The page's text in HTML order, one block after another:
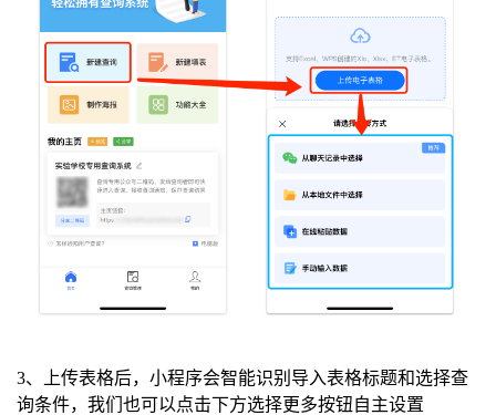
3、上传表格后，小程序会智能识别导入表格标题和选择查
询条件，我们也可以点击下方选择更多按钮自主设置